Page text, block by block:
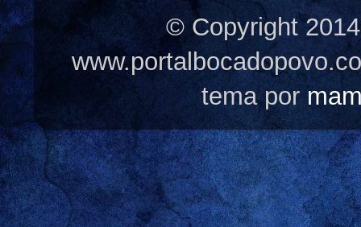
© Copyright
tema por